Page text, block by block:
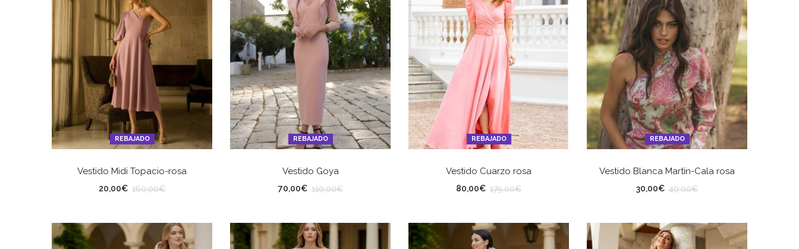
REBAJADO
Vestido Midi Topacio-rosa
20,00€ 160,00€
TALLA
REBAJADO
Vestido Goya
70,00€ 110,00€
TALLA
REBAJADO
Vestido Cuarzo rosa
80,00€ 179,00€
TALLA
REBAJADO
Vestido Blanca Martín-Cala rosa
30,00€ 40,00€